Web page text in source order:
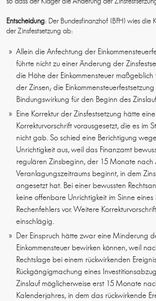
Entscheidung: Der Bundesfinanzhof (BFH) wies die
der Zinsfestsetzung ab:
Allein die Anfechtung der
führte nicht zu einer Änderung der
die Höhe der Einkommensteuer
der Zinsen; die
Bindungswirkung für den Beginn des
Eine Korrektur der Zinsfestsetzung hätte eine
Korrekturvorschrift vorausgesetzt, die es im
nicht gab. So schied eine Berichtigung
Unrichtigkeit aus, weil das Finanzamt
regulären Zinsbeginn, der 15 Monate nach
Veranlagungszeitraums beginnt, in dem
angesetzt hat. Bei einer bewussten
keine offenbare Unrichtigkeit im Sinne
Rechenfehlers vor. Weitere
einschlägig.
Der Einspruch hätte zwar eine Minderung
Einkommensteuer bewirken können, weil
Rechtslage bei einem rückwirkenden
Rückgängigmachung eines
Zinslauf möglicherweise erst 15 Monate
Kalenderjahres, in dem das rückwirkende